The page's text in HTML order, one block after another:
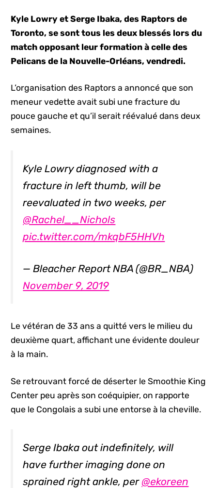
Kyle Lowry et Serge Ibaka, des Raptors de
Toronto, se sont tous les deux blessés lors du
match opposant leur formation à celle des
Pelicans de la Nouvelle-Orléans, vendredi.
L’organisation des Raptors a annoncé que son
meneur vedette avait subi une fracture du
pouce gauche et qu’il serait réévalué dans deux
semaines.
Kyle Lowry diagnosed with a
fracture in left thumb, will be
reevaluated in two weeks, per
@Rachel__Nichols
pic.twitter.com/mkqbF5HHVh
— Bleacher Report NBA (@BR_NBA)
November 9, 2019
Le vétéran de 33 ans a quitté vers le milieu du
deuxième quart, affichant une évidente douleur
à la main.
Se retrouvant forcé de déserter le Smoothie King
Center peu après son coéquipier, on rapporte
que le Congolais a subi une entorse à la cheville.
Serge Ibaka out indefinitely, will
have further imaging done on
sprained right ankle, per @ekoreen